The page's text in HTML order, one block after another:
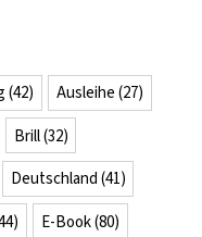
(42) Ausleihe (27)
Brill(32)
Deutschland (41)
E-Book(80)